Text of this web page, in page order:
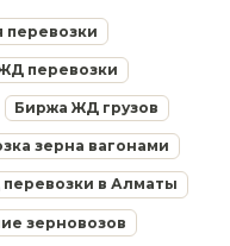
перевозки
перевозки
Биржа ЖД грузов
зерна вагонами
в Алматы
зерновозов